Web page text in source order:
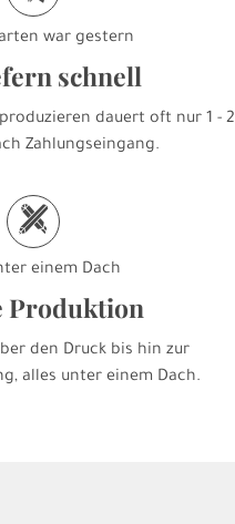
war gestern
schnell
dauert oft nur 1 - 2
Zahlungseingang.
h
einem Dach
Produktion
den Druck bis hin zur
alles unter einem Dach.